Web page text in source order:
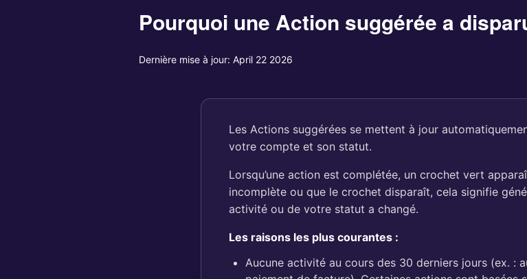
Pourquoi une Action suggérée a
Dernière mise à jour: April 22 2026
Les Actions suggérées se mettent à jour
votre compte et son statut.
Lorsqu’une action est complétée, un crochet vert
incomplète ou que le crochet disparaît, cela signifie
activité ou de votre statut a changé.
Les raisons les plus courantes :
Aucune activité au cours des 30 derniers jours (ex. :